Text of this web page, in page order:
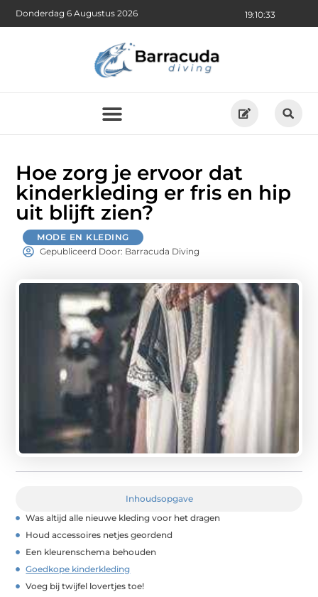
19:10:34
Donderdag 6 Augustus 2026
Hoe zorg je ervoor dat
kinderkleding er fris en hip
uit blijft zien?
MODE EN KLEDING
Gepubliceerd Door: Barracuda Diving
Inhoudsopgave
Was altijd alle nieuwe kleding voor het dragen
Houd accessoires netjes geordend
Een kleurenschema behouden
Goedkope kinderkleding
Voeg bij twijfel lovertjes toe!